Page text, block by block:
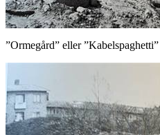
”Ormegård” eller